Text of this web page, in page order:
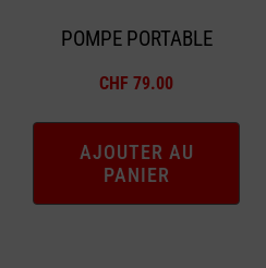
POMPE PORTABLE
CHF 79.00
AJOUTER AU
PANIER